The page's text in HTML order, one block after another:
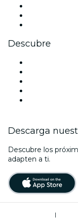
Descubre
Descarga
Descubre los
adapten a ti.
|